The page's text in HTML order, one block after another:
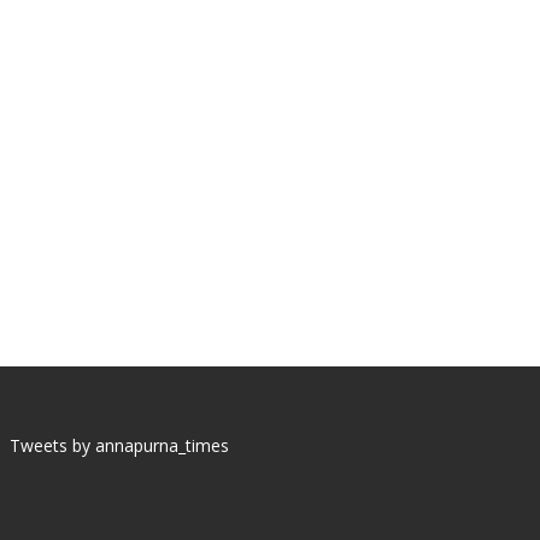
Tweets by annapurna_times